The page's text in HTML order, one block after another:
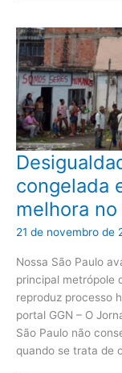
congelada
melhora
21 de novembro de
Nossa São Paulo
principal metrópole
reproduz processo
portal GGN – O
São Paulo não
quando se trata de
Desigualdade
em
SP
está
congelada
e
sem
perspectiva
de
no
curto
prazo